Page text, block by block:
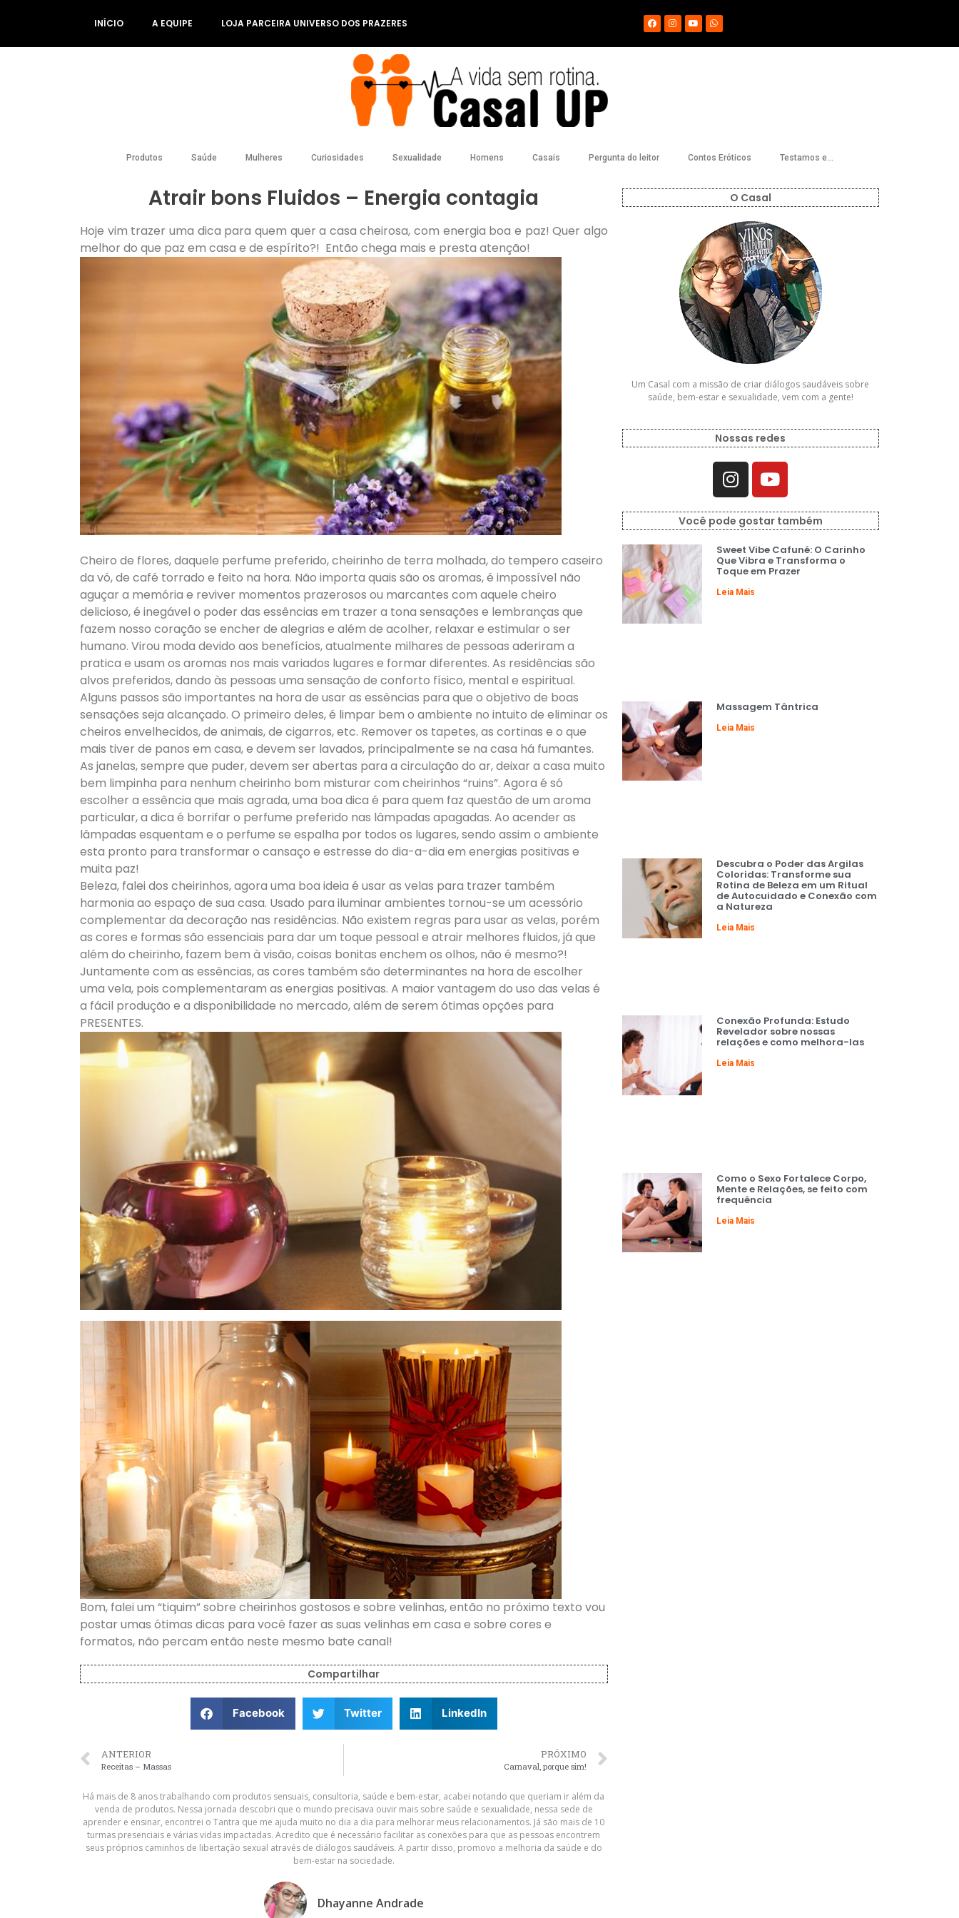
INÍCIO A EQUIPE LOJA PARCEIRA UNIVERSO DOS PRAZERES
Produtos Saúde Mulheres Curiosidades Sexualidade Homens Casais Pergunta do leitor Contos Eróticos Testamos e…
Atrair bons Fluidos – Energia contagia
Hoje vim trazer uma dica para quem quer a casa cheirosa, com energia boa e paz! Quer algo
melhor do que paz em casa e de espírito?! Então chega mais e presta atenção!
Cheiro de flores, daquele perfume preferido, cheirinho de terra molhada, do tempero caseiro
da vó, de café torrado e feito na hora. Não importa quais são os aromas, é impossível não
aguçar a memória e reviver momentos prazerosos ou marcantes com aquele cheiro
delicioso, é inegável o poder das essências em trazer a tona sensações e lembranças que
fazem nosso coração se encher de alegrias e além de acolher, relaxar e estimular o ser
humano. Virou moda devido aos benefícios, atualmente milhares de pessoas aderiram a
pratica e usam os aromas nos mais variados lugares e formar diferentes. As residências são
alvos preferidos, dando às pessoas uma sensação de conforto físico, mental e espiritual.
Alguns passos são importantes na hora de usar as essências para que o objetivo de boas
sensações seja alcançado. O primeiro deles, é limpar bem o ambiente no intuito de eliminar os
cheiros envelhecidos, de animais, de cigarros, etc. Remover os tapetes, as cortinas e o que
mais tiver de panos em casa, e devem ser lavados, principalmente se na casa há fumantes.
As janelas, sempre que puder, devem ser abertas para a circulação do ar, deixar a casa muito
bem limpinha para nenhum cheirinho bom misturar com cheirinhos “ruins”. Agora é só
escolher a essência que mais agrada, uma boa dica é para quem faz questão de um aroma
particular, a dica é borrifar o perfume preferido nas lâmpadas apagadas. Ao acender as
lâmpadas esquentam e o perfume se espalha por todos os lugares, sendo assim o ambiente
esta pronto para transformar o cansaço e estresse do dia-a-dia em energias positivas e
muita paz!
Beleza, falei dos cheirinhos, agora uma boa ideia é usar as velas para trazer também
harmonia ao espaço de sua casa. Usado para iluminar ambientes tornou-se um acessório
complementar da decoração nas residências. Não existem regras para usar as velas, porém
as cores e formas são essenciais para dar um toque pessoal e atrair melhores fluidos, já que
além do cheirinho, fazem bem à visão, coisas bonitas enchem os olhos, não é mesmo?!
Juntamente com as essências, as cores também são determinantes na hora de escolher
uma vela, pois complementaram as energias positivas. A maior vantagem do uso das velas é
a fácil produção e a disponibilidade no mercado, além de serem ótimas opções para
PRESENTES.
Bom, falei um “tiquim” sobre cheirinhos gostosos e sobre velinhas, então no próximo texto vou
postar umas ótimas dicas para você fazer as suas velinhas em casa e sobre cores e
formatos, não percam então neste mesmo bate canal!
Compartilhar
Facebook Twitter LinkedIn
ANTERIOR
Receitas – Massas
PRÓXIMO
Carnaval, porque sim!
Há mais de 8 anos trabalhando com produtos sensuais, consultoria, saúde e bem-estar, acabei notando que queriam ir além da
venda de produtos. Nessa jornada descobri que o mundo precisava ouvir mais sobre saúde e sexualidade, nessa sede de
aprender e ensinar, encontrei o Tantra que me ajuda muito no dia a dia para melhorar meus relacionamentos. Já são mais de 10
turmas presenciais e várias vidas impactadas. Acredito que é necessário facilitar as conexões para que as pessoas encontrem
seus próprios caminhos de libertação sexual através de diálogos saudáveis. A partir disso, promovo a melhoria da saúde e do
bem-estar na sociedade.
Dhayanne Andrade
O Casal
Um Casal com a missão de criar diálogos saudáveis sobre
saúde, bem-estar e sexualidade, vem com a gente!
Nossas redes
Você pode gostar também
Sweet Vibe Cafuné: O Carinho
Que Vibra e Transforma o
Toque em Prazer
Leia Mais
Massagem Tântrica
Leia Mais
Descubra o Poder das Argilas
Coloridas: Transforme sua
Rotina de Beleza em um Ritual
de Autocuidado e Conexão com
a Natureza
Leia Mais
Conexão Profunda: Estudo
Revelador sobre nossas
relações e como melhora-las
Leia Mais
Como o Sexo Fortalece Corpo,
Mente e Relações, se feito com
frequência
Leia Mais